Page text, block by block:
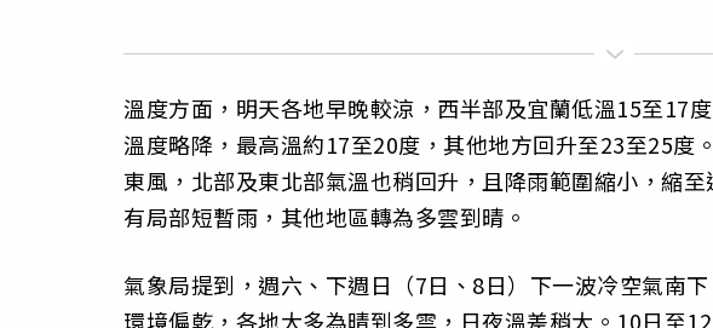
溫度方面，明天各地早晚較涼，西半部及宜蘭低溫15至17
溫度略降，最高溫約17至20度，其他地方回升至23至25度
東風，北部及東北部氣溫也稍回升，且降雨範圍縮小，縮
有局部短暫雨，其他地區轉為多雲到晴。
氣象局提到，週六、下週日（7日、8日）下一波冷空氣南
環境偏乾，各地大多為晴到多雲，日夜溫差稍大。10日至